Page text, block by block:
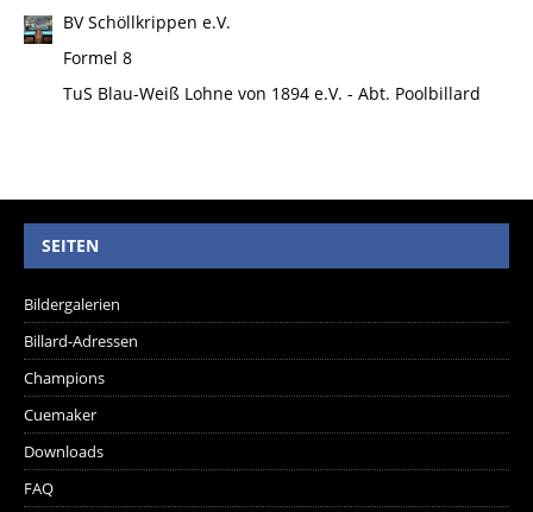
BV Schöllkrippen e.V.
Formel 8
TuS Blau-Weiß Lohne von 1894 e.V. - Abt. Poolbillard
SEITEN
Bildergalerien
Billard-Adressen
Champions
Cuemaker
Downloads
FAQ